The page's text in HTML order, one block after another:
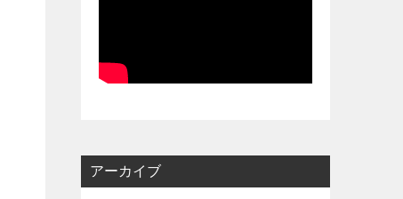
アーカイブ